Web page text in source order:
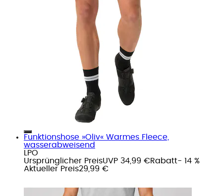
Funktionshose »Oliv« Warmes Fleece,
wasserabweisend
LPO
Ursprünglicher PreisUVP 34,99 €Rabatt- 14 %
Aktueller Preis29,99 €